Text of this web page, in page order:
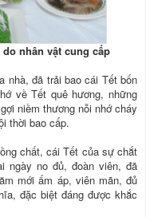
nhân vật cung cấp
nhà, đã trải bao cái Tết bốn
về Tết quê hương, những
niềm thương nỗi nhớ cháy
thời bao cấp.
chất, cái Tết của sự chắt
ngày no đủ, đoàn viên, đã
mới ấm áp, viên mãn, đủ
đặc biệt đáng được khắc